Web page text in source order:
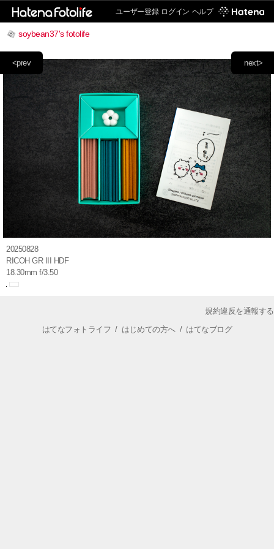
ユーザー登録 ログイン ヘルプ
soybean37's fotolife
next>
<prev
20250828
RICOH GR III HDF
18.30mm f/3.50
規約違反を通報する
はてなフォトライフ / はじめての方へ/ はてなブログ